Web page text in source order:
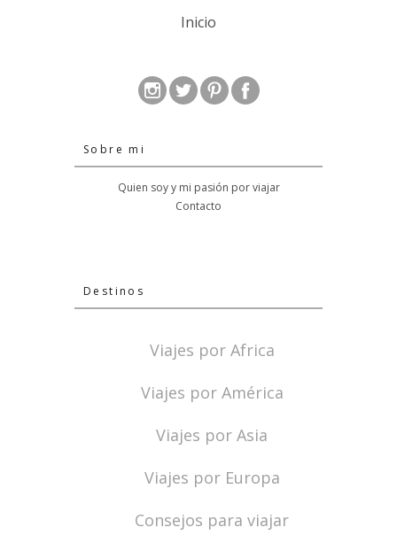
Inicio
Sobre mi
Quien soy y mi pasión por viajar
Contacto
Destinos
Viajes por Africa
Viajes por América
Viajes por Asia
Viajes por Europa
Consejos para viajar